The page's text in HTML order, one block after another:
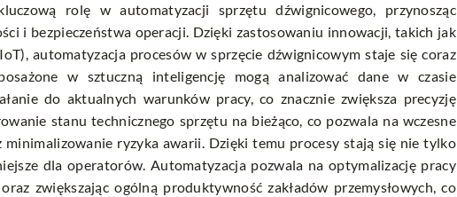
rolę w automatyzacji sprzętu dźwignicowego, przynosząc
i bezpieczeństwa operacji. Dzięki zastosowaniu innowacji, takich jak
automatyzacja procesów w sprzęcie dźwignicowym staje się coraz
w sztuczną inteligencję mogą analizować dane w czasie
do aktualnych warunków pracy, co znacznie zwiększa precyzję
stanu technicznego sprzętu na bieżąco, co pozwala na wczesne
ryzyka awarii. Dzięki temu procesy stają się nie tylko
dla operatorów. Automatyzacja pozwala na optymalizację pracy
zwiększając ogólną produktywność zakładów przemysłowych, co